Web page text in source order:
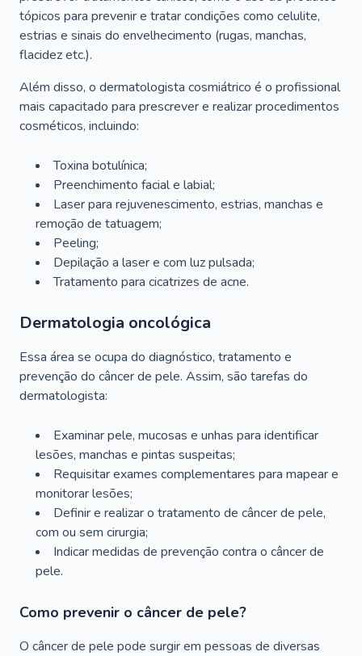
tópicos para prevenir e tratar condições como celulite,
estrias e sinais do envelhecimento (rugas, manchas,
flacidez etc.).
Além disso, o dermatologista cosmiátrico é o profissional
mais capacitado para prescrever e realizar procedimentos
cosméticos, incluindo:
Toxina botulínica;
Preenchimento facial e labial;
Laser para rejuvenescimento, estrias, manchas e
remoção de tatuagem;
Peeling;
Depilação a laser e com luz pulsada;
Tratamento para cicatrizes de acne.
Dermatologia oncológica
Essa área se ocupa do diagnóstico, tratamento e
prevenção do câncer de pele. Assim, são tarefas do
dermatologista:
Examinar pele, mucosas e unhas para identificar
lesões, manchas e pintas suspeitas;
Requisitar exames complementares para mapear e
monitorar lesões;
Definir e realizar o tratamento de câncer de pele,
com ou sem cirurgia;
Indicar medidas de prevenção contra o câncer de
pele.
Como prevenir o câncer de pele?
O câncer de pele pode surgir em pessoas de diversas